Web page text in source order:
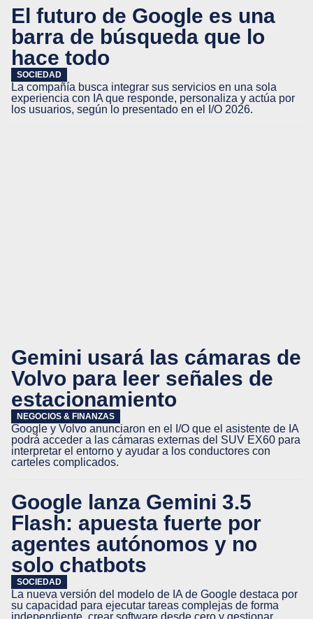
El futuro de Google es una
barra de búsqueda que lo
hace todo
SOCIEDAD
La compañía busca integrar sus servicios en una sola
experiencia con IA que responde, personaliza y actúa por
los usuarios, según lo presentado en el I/O 2026.
Gemini usará las cámaras de
Volvo para leer señales de
estacionamiento
NEGOCIOS & FINANZAS
Google y Volvo anunciaron en el I/O que el asistente de IA
podrá acceder a las cámaras externas del SUV EX60 para
interpretar el entorno y ayudar a los conductores con
carteles complicados.
Google lanza Gemini 3.5
Flash: apuesta fuerte por
agentes autónomos y no
solo chatbots
SOCIEDAD
La nueva versión del modelo de IA de Google destaca por
su capacidad para ejecutar tareas complejas de forma
independiente, crear software desde cero y gestionar